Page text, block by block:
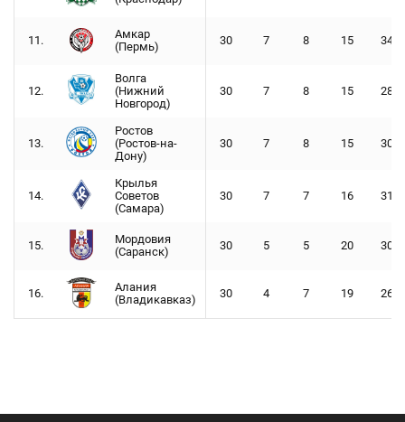
11.
Амкар
(Пермь)
30 7 8 15 34 -
12.
Волга
(Нижний
Новгород)
30 7 8 15 28 -
13.
Ростов
(Ростов-на-
Дону)
30 7 8 15 30 -
14.
Крылья
Советов
(Самара)
30 7 7 16 31 -
15.
Мордовия
(Саранск)
30 5 5 20 30 -
16.
Алания
(Владикавказ)
30 4 7 19 26 -